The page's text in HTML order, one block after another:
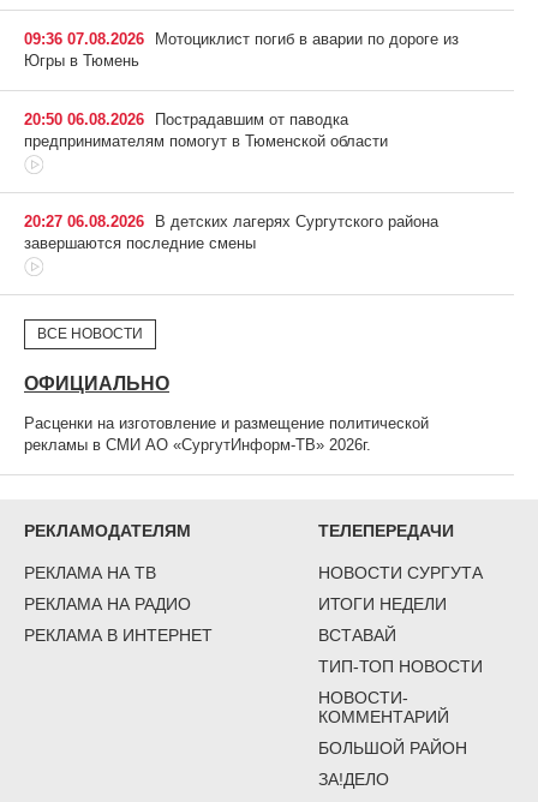
09:36 07.08.2026
Мотоциклист погиб в аварии по дороге из
Югры в Тюмень
20:50 06.08.2026
Пострадавшим от паводка
предпринимателям помогут в Тюменской области
20:27 06.08.2026
В детских лагерях Сургутского района
завершаются последние смены
ВСЕ НОВОСТИ
ОФИЦИАЛЬНО
Расценки на изготовление и размещение политической
рекламы в СМИ АО «СургутИнформ-ТВ» 2026г.
РЕКЛАМОДАТЕЛЯМ
РЕКЛАМА НА ТВ
РЕКЛАМА НА РАДИО
РЕКЛАМА В ИНТЕРНЕТ
ТЕЛЕПЕРЕДАЧИ
НОВОСТИ СУРГУТА
ИТОГИ НЕДЕЛИ
ВСТАВАЙ
ТИП-ТОП НОВОСТИ
НОВОСТИ-
КОММЕНТАРИЙ
БОЛЬШОЙ РАЙОН
ЗА!ДЕЛО